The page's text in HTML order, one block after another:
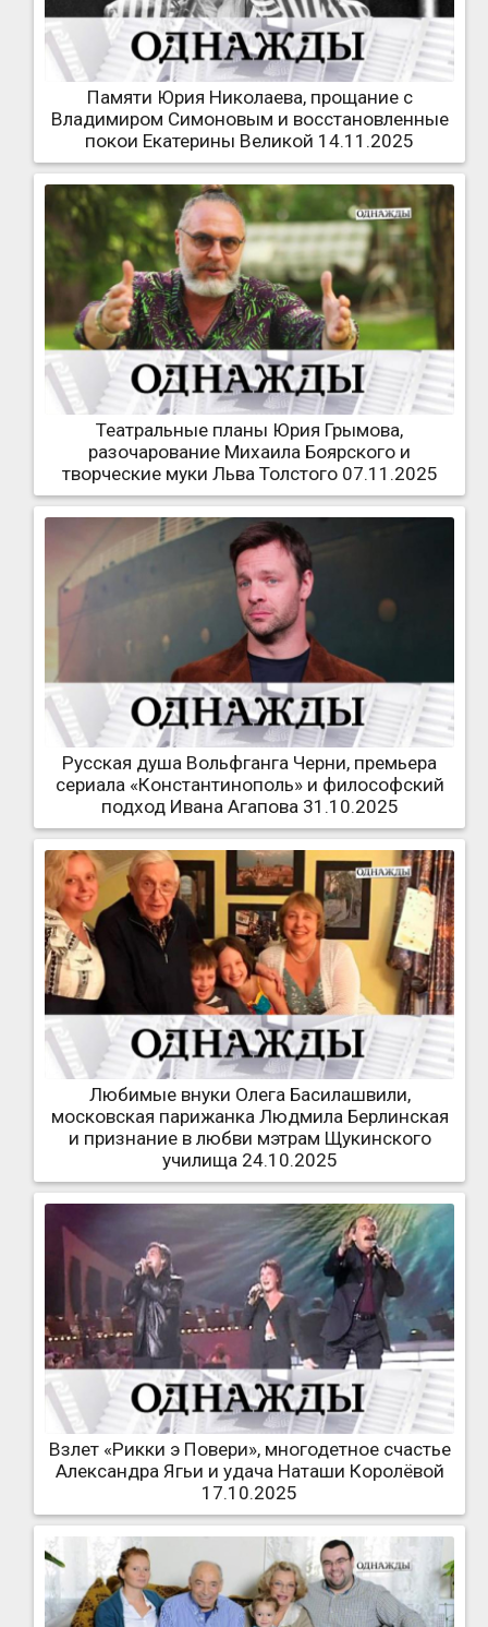
Памяти Юрия Николаева, прощание с
Владимиром Симоновым и восстановленные
покои Екатерины Великой 14.11.2025
Театральные планы Юрия Грымова,
разочарование Михаила Боярского и
творческие муки Льва Толстого 07.11.2025
Русская душа Вольфганга Черни, премьера
сериала «Константинополь» и философский
подход Ивана Агапова 31.10.2025
Любимые внуки Олега Басилашвили,
московская парижанка Людмила Берлинская
и признание в любви мэтрам Щукинского
училища 24.10.2025
Взлет «Рикки э Повери», многодетное счастье
Александра Ягьи и удача Наташи Королёвой
17.10.2025